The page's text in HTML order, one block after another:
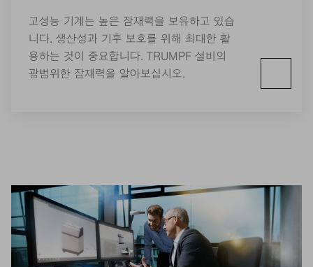
고성능 기계는 높은 잠재력을 보유하고 있습
니다. 생산성과 기후 보호를 위해 최대한 활
용하는 것이 중요합니다. TRUMPF 설비의
광범위한 잠재력을 알아보십시오.